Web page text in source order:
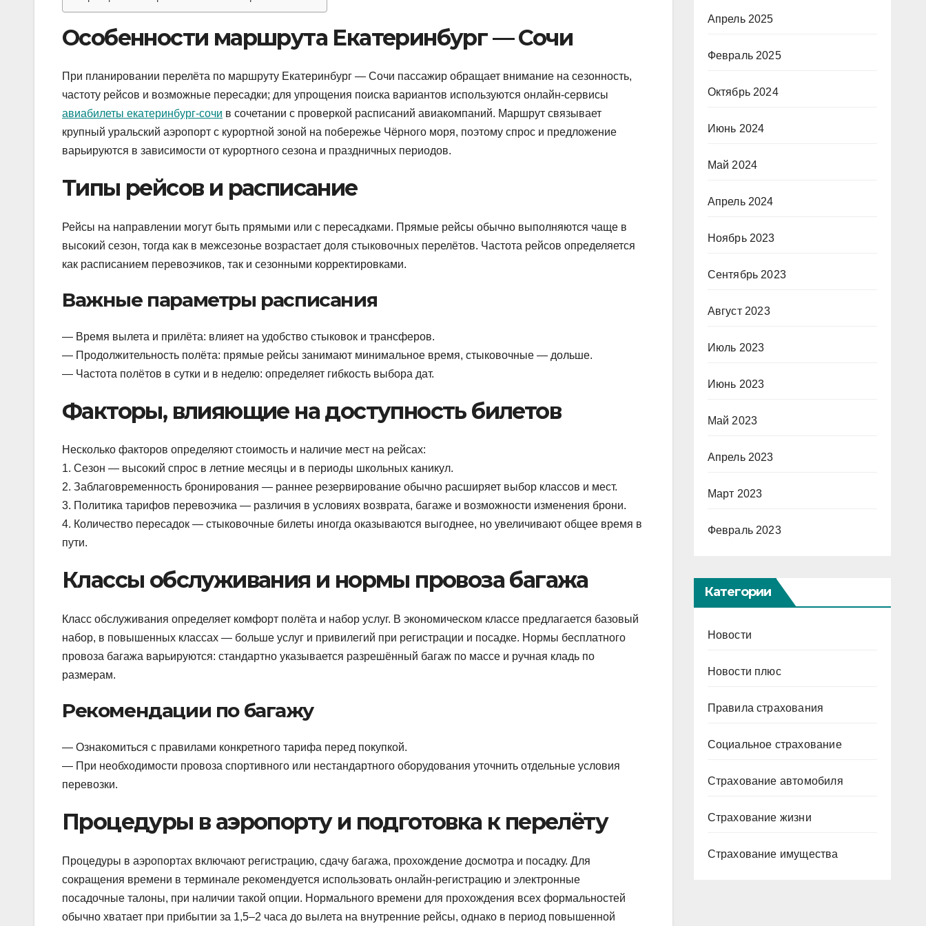
Особенности маршрута Екатеринбург — Сочи
При планировании перелёта по маршруту Екатеринбург — Сочи пассажир обращает внимание на сезонность,
частоту рейсов и возможные пересадки; для упрощения поиска вариантов используются онлайн-сервисы
авиабилеты екатеринбург-сочи в сочетании с проверкой расписаний авиакомпаний. Маршрут связывает
крупный уральский аэропорт с курортной зоной на побережье Чёрного моря, поэтому спрос и предложение
варьируются в зависимости от курортного сезона и праздничных периодов.
Типы рейсов и расписание
Рейсы на направлении могут быть прямыми или с пересадками. Прямые рейсы обычно выполняются чаще в
высокий сезон, тогда как в межсезонье возрастает доля стыковочных перелётов. Частота рейсов определяется
как расписанием перевозчиков, так и сезонными корректировками.
Важные параметры расписания
— Время вылета и прилёта: влияет на удобство стыковок и трансферов.
— Продолжительность полёта: прямые рейсы занимают минимальное время, стыковочные — дольше.
— Частота полётов в сутки и в неделю: определяет гибкость выбора дат.
Факторы, влияющие на доступность билетов
Несколько факторов определяют стоимость и наличие мест на рейсах:
1. Сезон — высокий спрос в летние месяцы и в периоды школьных каникул.
2. Заблаговременность бронирования — раннее резервирование обычно расширяет выбор классов и мест.
3. Политика тарифов перевозчика — различия в условиях возврата, багаже и возможности изменения брони.
4. Количество пересадок — стыковочные билеты иногда оказываются выгоднее, но увеличивают общее время в
пути.
Классы обслуживания и нормы провоза багажа
Класс обслуживания определяет комфорт полёта и набор услуг. В экономическом классе предлагается базовый
набор, в повышенных классах — больше услуг и привилегий при регистрации и посадке. Нормы бесплатного
провоза багажа варьируются: стандартно указывается разрешённый багаж по массе и ручная кладь по
размерам.
Рекомендации по багажу
— Ознакомиться с правилами конкретного тарифа перед покупкой.
— При необходимости провоза спортивного или нестандартного оборудования уточнить отдельные условия
перевозки.
Процедуры в аэропорту и подготовка к перелёту
Процедуры в аэропортах включают регистрацию, сдачу багажа, прохождение досмотра и посадку. Для
сокращения времени в терминале рекомендуется использовать онлайн-регистрацию и электронные
посадочные талоны, при наличии такой опции. Нормального времени для прохождения всех формальностей
обычно хватает при прибытии за 1,5–2 часа до вылета на внутренние рейсы, однако в период повышенной
Апрель 2025
Февраль 2025
Октябрь 2024
Июнь 2024
Май 2024
Апрель 2024
Ноябрь 2023
Сентябрь 2023
Август 2023
Июль 2023
Июнь 2023
Май 2023
Апрель 2023
Март 2023
Февраль 2023
Категории
Новости
Новости плюс
Правила страхования
Социальное страхование
Страхование автомобиля
Страхование жизни
Страхование имущества